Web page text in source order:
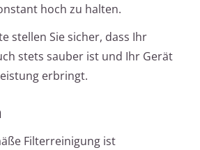
hoch zu halten.
stellen Sie sicher, dass Ihr
stets sauber ist und Ihr Gerät
erbringt.
Filterreinigung ist